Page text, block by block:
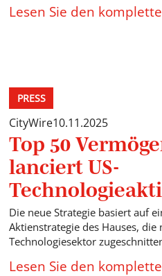
Lesen Sie den
PRESS
CityWire10.11.2025
Top 50
lanciert US-
Die neue Strategie basiert auf
Aktienstrategie des Hauses, die
Technologiesektor
Lesen Sie den